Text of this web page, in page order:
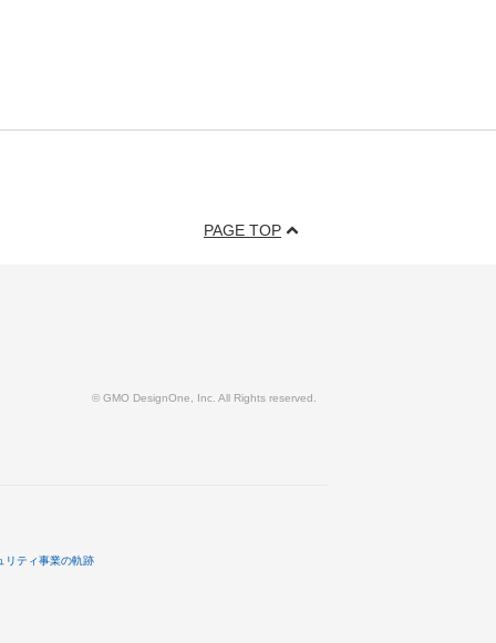
PAGE TOP
© GMO DesignOne, Inc. All Rights reserved.
リティ事業の軌跡